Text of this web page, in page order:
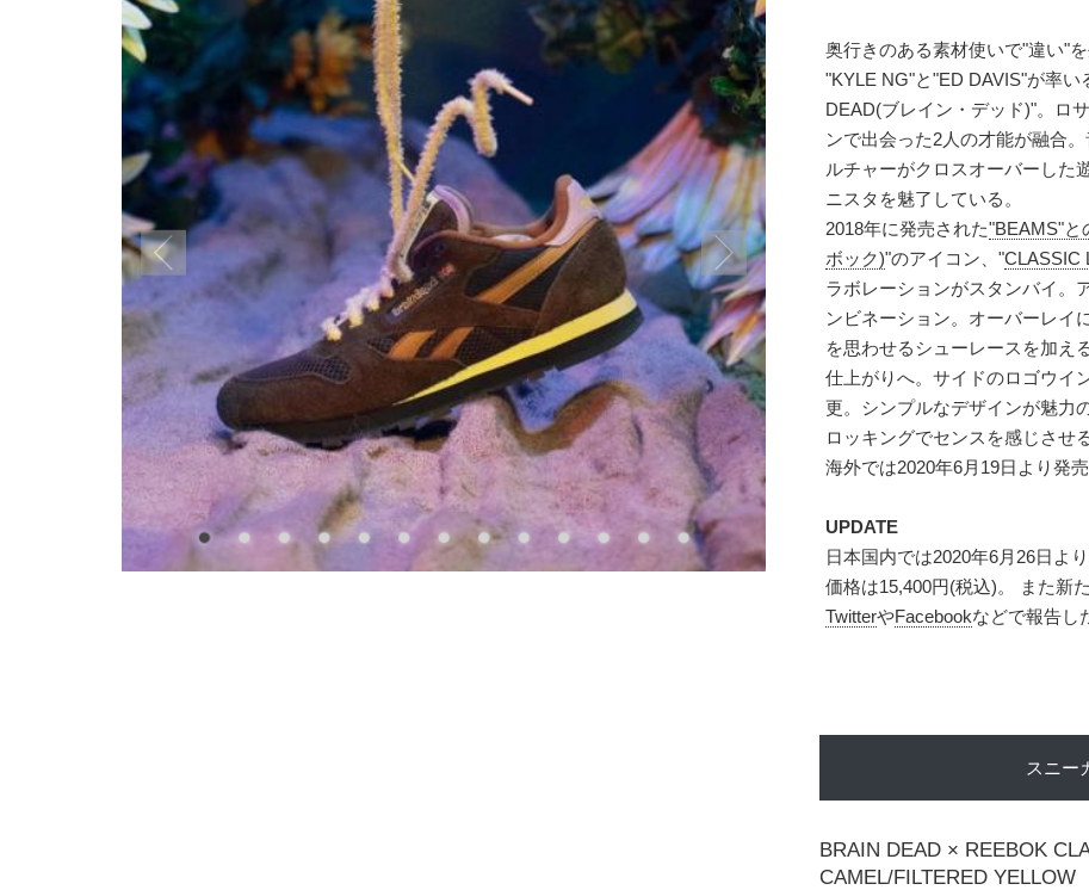
奥行きのある素材使いで"違い"
"KYLE NG"と"ED DAVIS"が率
DEAD(ブレイン・デッド)"。ロ
ンで出会った2人の才能が融合
ルチャーがクロスオーバーした
ニスタを魅了している。
2018年に発売された"BEAMS"と
ボック)"のアイコン、"CLASSIC
ラボレーションがスタンバイ。
ンビネーション。オーバーレイ
を思わせるシューレースを加え
仕上がりへ。サイドのロゴウイ
更。シンプルなデザインが魅力
ロッキングでセンスを感じさせ
海外では2020年6月19日より発
UPDATE
日本国内では2020年6月26日よ
価格は15,400円(税込)。 また新
TwitterやFacebookなどで報告し
スニー
BRAIN DEAD × REEBOK
CAMEL/FILTERED YELLOW